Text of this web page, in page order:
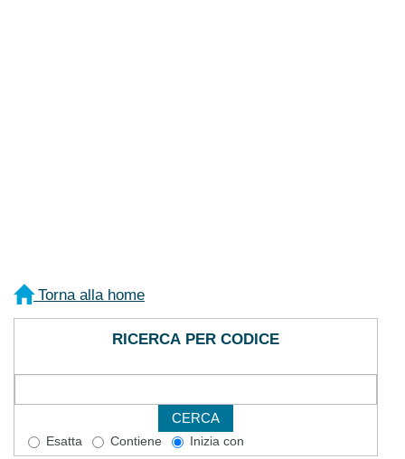
Torna alla home
RICERCA PER CODICE
Esatta Contiene Inizia con